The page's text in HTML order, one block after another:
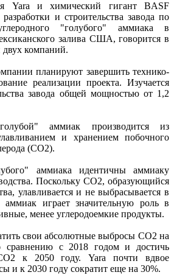
Yara и химический гигант BASF
и строительства завода по
"голубого" аммиака в
залива США, говорится в
двух компаний.
планируют завершить технико-
реализации проекта. Изучается
завода общей мощностью от 1,2
аммиак производится из
и хранением побочного
(CO2).
аммиака идентичны аммиаку
Поскольку CO2, образующийся
улавливается и не выбрасывается в
аммиак играет значительную роль в
менее углеродоемкие продукты.
свои абсолютные выбросы CO2 на
с 2018 годом и достичь
к 2050 году. Yara почти вдвое
и к 2030 году сократит еще на 30%.